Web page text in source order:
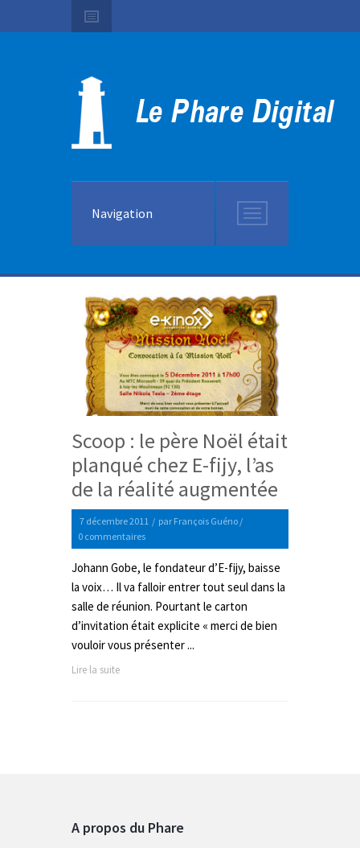
Navigation
Scoop : le père Noël était
planqué chez E-fijy, l’as
de la réalité augmentée
7 décembre 2011 / par François Guéno /
0 commentaires
Johann Gobe, le fondateur d’E-fijy, baisse
la voix… Il va falloir entrer tout seul dans la
salle de réunion. Pourtant le carton
d’invitation était explicite « merci de bien
vouloir vous présenter ...
Lire la suite
A propos du Phare